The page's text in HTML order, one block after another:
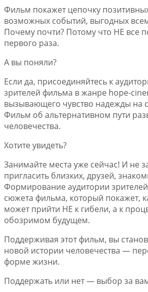
Фильм покажет цепочку
возможных событий, выгодных
Почему почти? Потому что НЕ все
первого раза.
А вы поняли?
Если да, присоединяйтесь к
зрителей фильма в жанре hope-
вызывающего чувство надежды на
Фильм об альтернативном пути
человечества.
Хотите увидеть?
Занимайте места уже сейчас! И не
пригласить близких, друзей,
Формирование аудитории
сюжета фильма, который покажет,
может прийти НЕ к гибели, а к
обозримом будущем.
Поддерживая этот фильм, вы
новой истории человечества —
форме жизни.
Поддержать или нет — выбор за